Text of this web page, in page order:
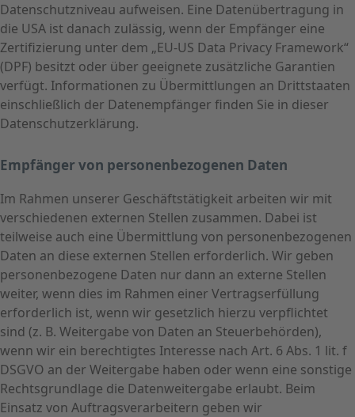
Datenschutzniveau aufweisen. Eine Datenübertragung in
die USA ist danach zulässig, wenn der Empfänger eine
Zertifizierung unter dem „EU-US Data Privacy Framework“
(DPF) besitzt oder über geeignete zusätzliche Garantien
verfügt. Informationen zu Übermittlungen an Drittstaaten
einschließlich der Datenempfänger finden Sie in dieser
Datenschutzerklärung.
Empfänger von personenbezogenen Daten
Im Rahmen unserer Geschäftstätigkeit arbeiten wir mit
verschiedenen externen Stellen zusammen. Dabei ist
teilweise auch eine Übermittlung von personenbezogenen
Daten an diese externen Stellen erforderlich. Wir geben
personenbezogene Daten nur dann an externe Stellen
weiter, wenn dies im Rahmen einer Vertragserfüllung
erforderlich ist, wenn wir gesetzlich hierzu verpflichtet
sind (z. B. Weitergabe von Daten an Steuerbehörden),
wenn wir ein berechtigtes Interesse nach Art. 6 Abs. 1 lit. f
DSGVO an der Weitergabe haben oder wenn eine sonstige
Rechtsgrundlage die Datenweitergabe erlaubt. Beim
Einsatz von Auftragsverarbeitern geben wir